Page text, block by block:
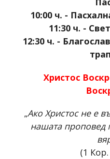
10:00 ч. -
11:30 ч. -
12:30 ч. -
Христос
„Ако Христос не е
нашата проповед
(1 Кор.